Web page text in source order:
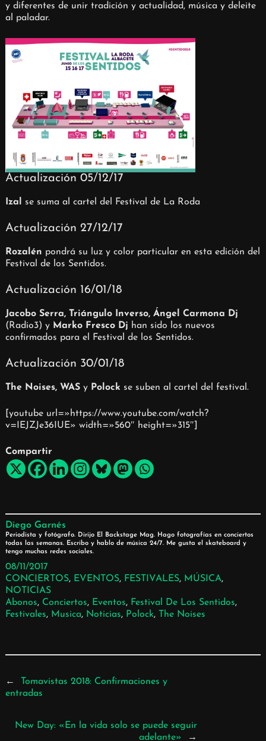
y diferentes de unir tradición y actualidad, música y deleite
al paladar.
Actualización 05/12/17
Izal se suma al cartel del Festival de La Roda
Actualización 27/12/17
Rozalén pondrá su luz y color particular en esta edición del
Festival de los Sentidos.
Actualización 16/01/18
Jacobo Serra, Triángulo Inverso, Ángel Carmona Dj
(Radio3) y Marko Fresco Dj han sido los nuevos
confirmados para el Festival de los Sentidos.
Actualización 30/01/18
The Noises, WASy Polock se suben al cartel del festival.
[youtube url=»https://www.youtube.com/watch?
v=IEJZJe36IUE» width=»560″ height=»315″]
Compartir
Diego Garnés
Periodista y fotógrafo. Dirijo El Backstage Mag. Hago fotografías en conciertos
todas las semanas. Escribo y hablo de música 24/7. Me gusta el skateboard y
tengo muchas redes sociales.
08/11/2017
CONCIERTOS, EVENTOS, FESTIVALES, MÚSICA,
NOTICIAS
Abonos, Conciertos, Eventos, Festival De Los Sentidos ,
Festivales, Musica, Noticias, Polock, The Noises
←
Tomavistas 2018: Confirmaciones y
entradas
New Day: «En la vida solo se puede seguir
adelante»
→